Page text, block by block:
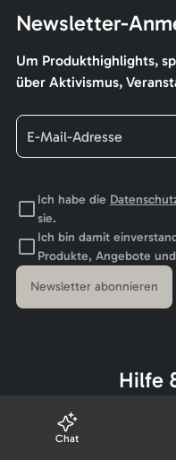
Newsletter-
Um Produkthighlights,
über Aktivismus,
Ich habe die
sie.
Ich bin damit
Produkte, Angebote
Newsletter abonnieren
Hilfe
Chat